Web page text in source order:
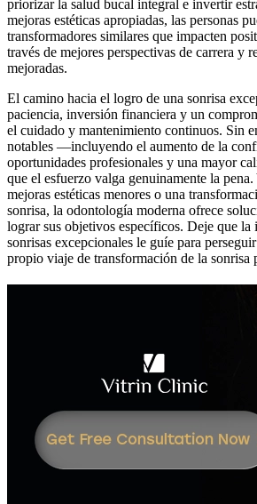
priorizar la salud bucal integral e invertir
mejoras estéticas apropiadas, las personas
transformadores similares que impacten
través de mejores perspectivas de carrera y
mejoradas.
El camino hacia el logro de una sonrisa
paciencia, inversión financiera y un
el cuidado y mantenimiento continuos. Sin
notables —incluyendo el aumento de la
oportunidades profesionales y una mayor
que el esfuerzo valga genuinamente la pena.
mejoras estéticas menores o una
sonrisa, la odontología moderna ofrece
lograr sus objetivos específicos. Deje que la
sonrisas excepcionales le guíe para
propio viaje de transformación de la sonrisa